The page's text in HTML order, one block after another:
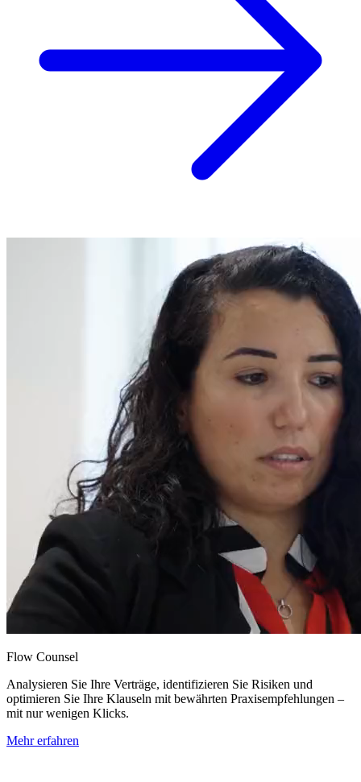
Flow Counsel
Analysieren Sie Ihre Verträge, identifizieren Sie Risiken und
optimieren Sie Ihre Klauseln mit bewährten Praxisempfehlungen –
mit nur wenigen Klicks.
Mehr erfahren